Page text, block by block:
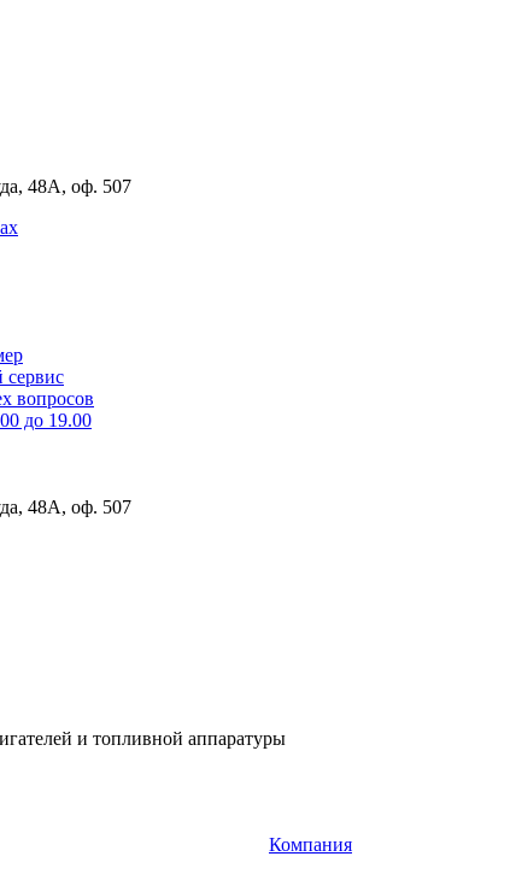
48А, оф. 507
сервис
вопросов
до 19.00
48А, оф. 507
и топливной аппаратуры
Компания